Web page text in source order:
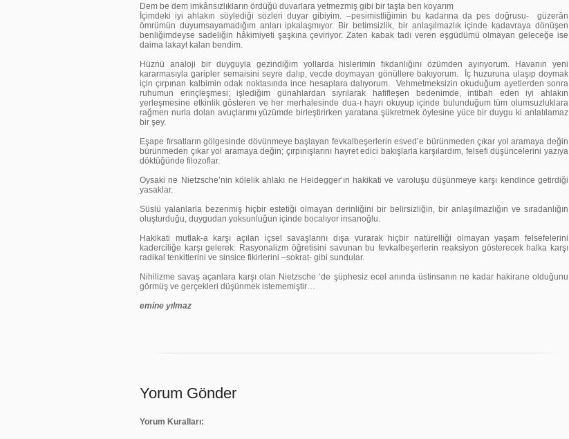
Dem be dem imkânsızlıkların ördüğü duvarlara yetmezmiş gibi bir taşta ben koyarım
İçimdeki iyi ahlakın söylediği sözleri duyar gibiyim. –pesimistliğimin bu kadarına da pes doğrusu-
güzerân
ömrümün duyumsayamadığım anları ipkalaşmıyor. Bir betimsizlik, bir anlaşılmazlık içinde kadavraya dönüşen
benliğimdeyse sadeliğin hâkimiyeti şaşkına çeviriyor. Zaten kabak tadı veren eşgüdümü olmayan geleceğe ise
daima lakayt kalan bendim.
Hüznü analoji bir duyguyla gezindiğim yollarda hislerimin fıkdanlığını özümden ayırıyorum. Havanın yeni
kararmasıyla garipler semaisini seyre dalıp, vecde doymayan gönüllere bakıyorum.
İç huzuruna ulaşıp doymak
için çırpınan kalbimin odak noktasında ince hesaplara dalıyorum.
Vehmetmeksizin okuduğum ayetlerden sonra
ruhumun erinçleşmesi; işlediğim günahlardan sıyrılarak hafifleşen bedenimde, intibah eden iyi ahlakın
yerleşmesine etkinlik gösteren ve her merhalesinde dua-ı hayrı okuyup içinde bulunduğum tüm olumsuzluklara
rağmen nurla dolan avuçlarımı yüzümde birleştirirken yaratana şükretmek öylesine yüce bir duygu ki anlatılamaz
bir şey.
Eşape fırsatların gölgesinde dövünmeye başlayan fevkalbeşerlerin esved’e bürünmeden çıkar yol aramaya değin
bürünmeden çıkar yol aramaya değin; çırpınışlarını hayret edici bakışlarla karşılardım, felsefi düşüncelerini yazıya
döktüğünde filozoflar.
Oysaki ne Nietzsche’nin kölelik ahlakı ne Heidegger’ın hakikati ve varoluşu düşünmeye karşı kendince getirdiği
yasaklar.
Süslü yalanlarla bezenmiş hiçbir estetiği olmayan derinliğini bir belirsizliğin, bir anlaşılmazlığın ve sıradanlığın
oluşturduğu, duygudan yoksunluğun içinde bocalıyor insanoğlu.
Hakikati mutlak-a karşı açılan içsel savaşlarını dışa vurarak hiçbir natürelliği olmayan yaşam felsefelerini
kaderciliğe karşı gelerek: Rasyonalizm öğretisini savunan bu fevkalbeşerlerin reaksiyon gösterecek halka karşı
radikal tenkitlerini ve sinsice fikirlerini –sokrat- gibi sundular.
Nihilizme savaş açanlara karşı olan Nietzsche ‘de şüphesiz ecel anında üstinsanın ne kadar hakirane olduğunu
görmüş ve gerçekleri düşünmek istememiştir…
emine yılmaz
Yorum Gönder
Yorum Kuralları: